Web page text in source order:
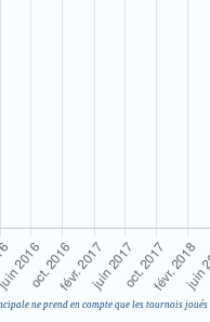
ne prend en compte que les tournois